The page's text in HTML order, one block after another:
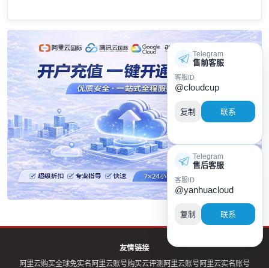
友情链接
阿里云购买全球免实名 阿里云账号购买云评测 阿里云账号阿里云实名账号
Telegram
售前客服
客服ID
@cloudcup
复制 联系
Telegram
售后客服
客服ID
@yanhuacloud
复制 联系